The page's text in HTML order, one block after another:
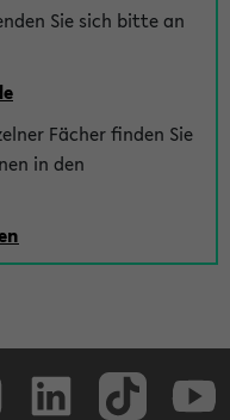
Sie sich bitte an
Fächer finden Sie
in den